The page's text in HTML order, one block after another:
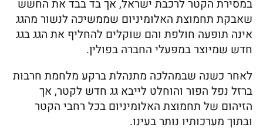
במסירת הקטר לרכבת ישראל, אך בד בבד את החשש
שאבקת תחמוצת האלומיניום שממשיכה לנשור מהגג
אינה תופעה חולפת והם שוקלים להחליף את הגג בגג
חדש שמיוצר במפעלי החברה בפולין.
לאחר כשנה שבמהלכה מתנהלת ברקע מלחמת חרבות
ברזל נפל הפור והוחלט לייבא גג חדש לקטר, אך
הזיהום של תחמוצת האלומיניום בכל רחבי הקטר
ובתוך מערכותיו נותר בעינו.